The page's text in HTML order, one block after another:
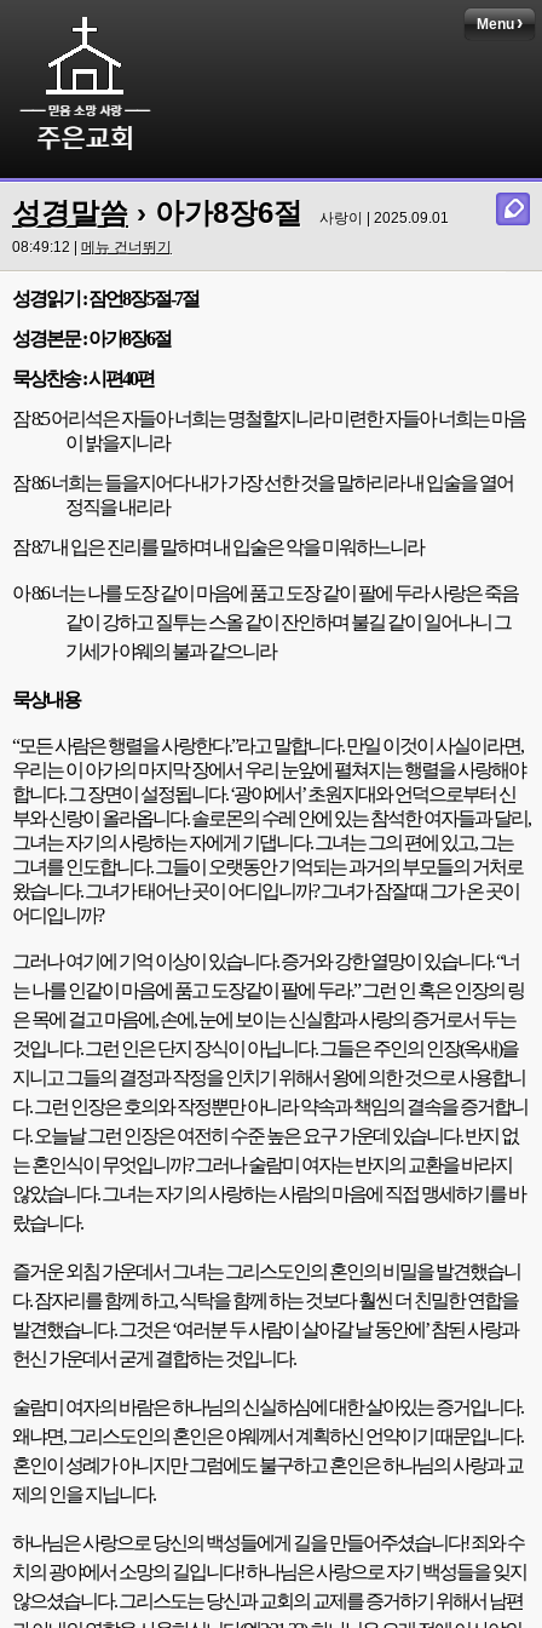
Menu
성경말씀 › 아가8장6절
사랑이 | 2025.09.01
08:49:12 | 메뉴 건너뛰기
성경읽기 :잠언8장5절-7절
성경본문:아가8장6절
묵상찬송:시편40편
잠8:5어리석은 자들아 너희는 명철할지니라 미련한 자들아 너희는 마음
이 밝을지니라
잠8:6너희는 들을지어다 내가 가장 선한 것을 말하리라 내 입술을 열어
정직을 내리라
잠8:7내 입은 진리를 말하며 내 입술은 악을 미워하느니라
아8:6너는 나를 도장 같이 마음에 품고 도장 같이 팔에 두라 사랑은 죽음
같이 강하고 질투는 스올 같이 잔인하며 불길 같이 일어나니 그
기세가 야웨의 불과 같으니라
묵상내용
“모든 사람은 행렬을 사랑한다.”라고 말합니다.만일 이것이 사실이라면,
우리는 이 아가의 마지막 장에서 우리 눈앞에 펼쳐지는 행렬을 사랑해야
합니다.그 장면이 설정됩니다. ‘광야에서’초원지대와 언덕으로부터 신
부와 신랑이 올라옵니다.솔로몬의 수레 안에 있는 참석한 여자들과 달리 ,
그녀는 자기의 사랑하는 자에게 기댑니다.그녀는 그의 편에 있고,그는
그녀를 인도합니다.그들이 오랫동안 기억되는 과거의 부모들의 거처로
왔습니다.그녀가 태어난 곳이 어디입니까?그녀가 잠잘 때 그가 온 곳이
어디입니까?
그러나 여기에 기억 이상이 있습니다.증거와 강한 열망이 있습니다. “너
는 나를 인같이 마음에 품고 도장같이 팔에 두라.”그런 인 혹은 인장의 링
은 목에 걸고 마음에 ,손에 ,눈에 보이는 신실함과 사랑의 증거로서 두는
것입니다.그런 인은 단지 장식이 아닙니다.그들은 주인의 인장(옥새)을
지니고 그들의 결정과 작정을 인치기 위해서 왕에 의한 것으로 사용합니
다.그런 인장은 호의와 작정뿐만 아니라 약속과 책임의 결속을 증거합니
다.오늘날 그런 인장은 여전히 수준 높은 요구 가운데 있습니다.반지 없
는 혼인식이 무엇입니까?그러나 술람미 여자는 반지의 교환을 바라지
않았습니다.그녀는 자기의 사랑하는 사람의 마음에 직접 맹세하기를 바
랐습니다.
즐거운 외침 가운데서 그녀는 그리스도인의 혼인의 비밀을 발견했습니
다.잠자리를 함께 하고,식탁을 함께 하는 것보다 훨씬 더 친밀한 연합을
발견했습니다.그것은‘여러분 두 사람이 살아갈 날 동안에 ’참된 사랑과
헌신 가운데서 굳게 결합하는 것입니다.
술람미 여자의 바람은 하나님의 신실하심에 대한 살아있는 증거입니다.
왜냐면,그리스도인의 혼인은 야웨께서 계획하신 언약이기 때문입니다.
혼인이 성례가 아니지만 그럼에도 불구하고 혼인은 하나님의 사랑과 교
제의 인을 지닙니다.
하나님은 사랑으로 당신의 백성들에게 길을 만들어주셨습니다!죄와 수
치의 광야에서 소망의 길입니다!하나님은 사랑으로 자기 백성들을 잊지
않으셨습니다.그리스도는 당신과 교회의 교제를 증거하기 위해서 남편